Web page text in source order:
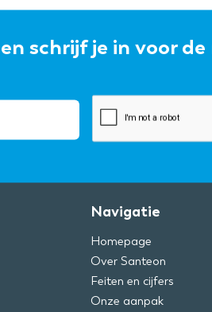
schrijf je in voor
Navigatie
Homepage
Over Santeon
Feiten en cijfers
Onze aanpak